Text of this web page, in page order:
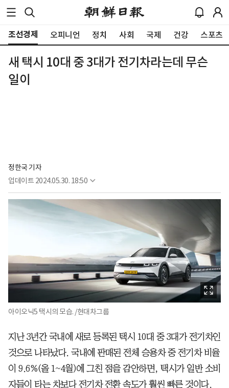
조선경제 오피니언 정치 사회 국제 건강 스포츠
새 택시 10대 중 3대가 전기차라는데 무슨
일이
정한국 기자
업데이트 2024.05.30. 18:50
아이오닉5 택시의 모습. /현대차그룹
지난 3년간 국내에 새로 등록된 택시 10대 중 3대가 전기차인
것으로 나타났다. 국내에 판매된 전체 승용차 중 전기차 비율
이 9.6%(올 1~4월)에 그친 점을 감안하면, 택시가 일반 소비
자들이 타는 차보다 전기차 전환 속도가 훨씬 빠른 것이다.